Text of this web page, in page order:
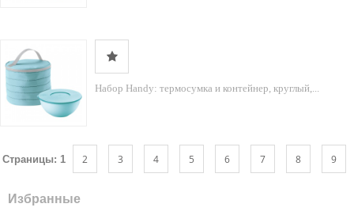
Набор Handy: термосумка и контейнер, круглый,...
Страницы: 1 2 3 4 5 6 7 8 9
Избранные